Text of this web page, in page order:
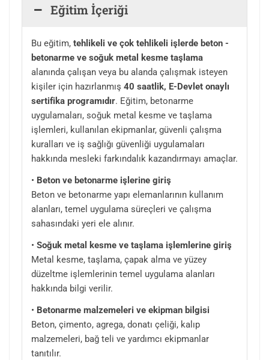
Eğitim İçeriği
Bu eğitim, tehlikeli ve çok tehlikeli işlerde beton -
betonarme ve soğuk metal kesme taşlama
alanında çalışan veya bu alanda çalışmak isteyen
kişiler için hazırlanmış 40 saatlik, E-Devlet onaylı
sertifika programıdır. Eğitim, betonarme
uygulamaları, soğuk metal kesme ve taşlama
işlemleri, kullanılan ekipmanlar, güvenli çalışma
kuralları ve iş sağlığı güvenliği uygulamaları
hakkında mesleki farkındalık kazandırmayı amaçlar.
• Beton ve betonarme işlerine giriş
Beton ve betonarme yapı elemanlarının kullanım
alanları, temel uygulama süreçleri ve çalışma
sahasındaki yeri ele alınır.
• Soğuk metal kesme ve taşlama işlemlerine giriş
Metal kesme, taşlama, çapak alma ve yüzey
düzeltme işlemlerinin temel uygulama alanları
hakkında bilgi verilir.
• Betonarme malzemeleri ve ekipman bilgisi
Beton, çimento, agrega, donatı çeliği, kalıp
malzemeleri, bağ teli ve yardımcı ekipmanlar
tanıtılır.